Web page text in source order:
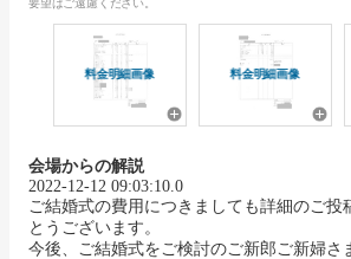
要望はご遠慮ください。
料金明細画像 料金明細画像
会場からの解説
2022-12-12 09:03:10.0
ご結婚式の費用につきましても詳細のご投
とうございます。
今後、ご結婚式をご検討のご新郎ご新婦さ